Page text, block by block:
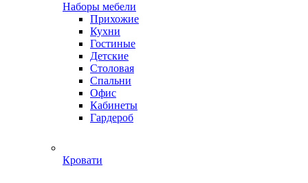
Наборы мебели
Прихожие
Кухни
Гостиные
Детские
Столовая
Спальни
Офис
Кабинеты
Гардероб
Кровати